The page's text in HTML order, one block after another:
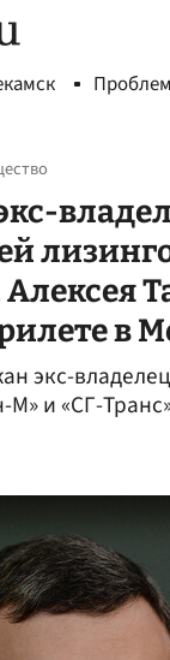
в
экс-
и «СГ-